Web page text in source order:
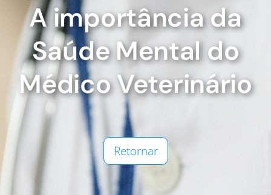
A importância da
Saúde Mental do
Médico Veterinário
Retornar